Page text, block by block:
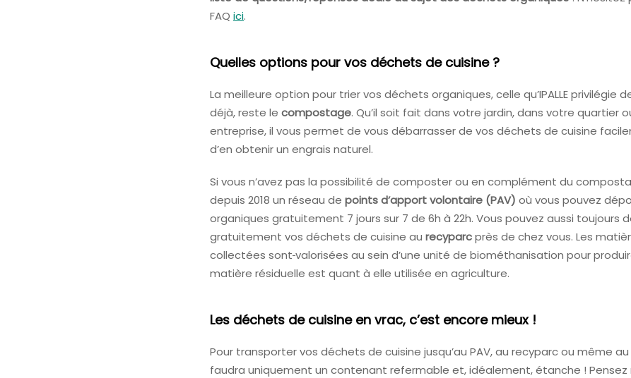
FAQ ici.
Quelles options pour vos déchets de cuisine ?
La meilleure option pour trier vos déchets organiques, celle qu’IPALLE privilégie
déjà, reste le compostage. Qu’il soit fait dans votre jardin, dans votre quartier
entreprise, il vous permet de vous débarrasser de vos déchets de cuisine
d’en obtenir un engrais naturel.
Si vous n’avez pas la possibilité de composter ou en complément du
depuis 2018 un réseau de points d’apport volontaire (PAV) où vous pouvez
organiques gratuitement 7 jours sur 7 de 6h à 22h. Vous pouvez aussi toujours
gratuitement vos déchets de cuisine au recyparcprès de chez vous. Les
collectées sont valorisées au sein d’une unité de biométhanisation pour
matière résiduelle est quant à elle utilisée en agriculture.
Les déchets de cuisine en vrac, c’est encore mieux !
Pour transporter vos déchets de cuisine jusqu’au PAV, au recyparc ou même
faudra uniquement un contenant refermable et, idéalement, étanche ! Pensez